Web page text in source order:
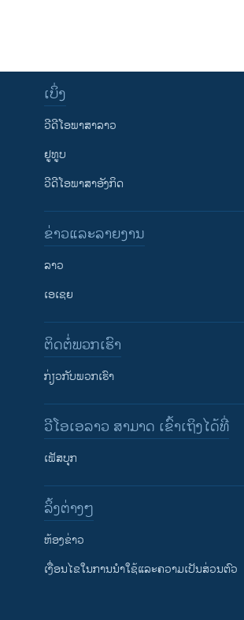
ຕິດຕາມພວກເຮົາ ທີ່
ເບິ່ງ
ວີດີໂອພາສາລາວ
ຢູທູບ
ວີດີໂອພາສາອັງກິດ
ຂ່າວແລະລາຍງານ
ລາວ
ເອເຊຍ
ຕິດຕໍ່ພວກເຮົາ
ກ່ຽວກັບພວກເຮົາ
ວີໂອເອລາວ ສາມາດ ເຂົ້າເຖິງໄດ້ທີ່
ເຟັສບຸກ
​ລິ້ງ​ຕ່າງໆ
​ຫ້ອງ​ຂ່າວ
​ເງື່ອນ​ໄຂ​ໃນ​ການ​ນຳ​ໃຊ້​ແລະຄວາມ​ເປັນ​ສ່​ວນ​ຕົວ